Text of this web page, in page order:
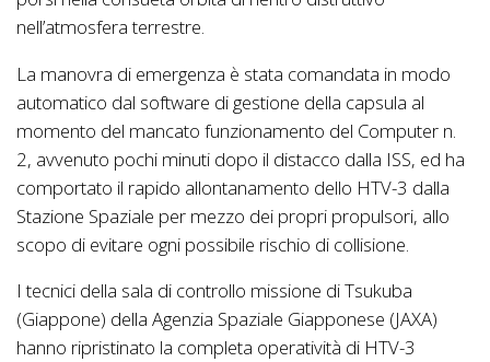
nell’atmosfera terrestre.
La manovra di emergenza è stata comandata in modo
automatico dal software di gestione della capsula al
momento del mancato funzionamento del Computer n.
2, avvenuto pochi minuti dopo il distacco dalla ISS, ed ha
comportato il rapido allontanamento dello HTV-3 dalla
Stazione Spaziale per mezzo dei propri propulsori, allo
scopo di evitare ogni possibile rischio di collisione.
I tecnici della sala di controllo missione di Tsukuba
(Giappone) della Agenzia Spaziale Giapponese (JAXA)
hanno ripristinato la completa operatività di HTV-3